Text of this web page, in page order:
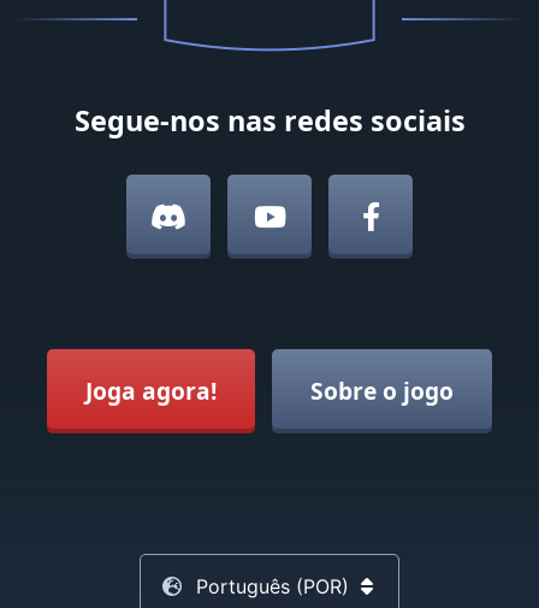
Segue-nos nas redes sociais
Joga agora! Sobre o jogo
Português (POR)